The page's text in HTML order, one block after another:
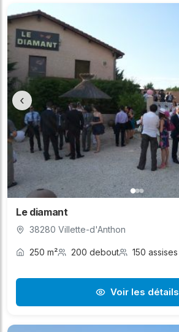
‹
Le diamant
38280 Villette-d'Anthon
250 m² 200 debout 150 assises
Voir les détails